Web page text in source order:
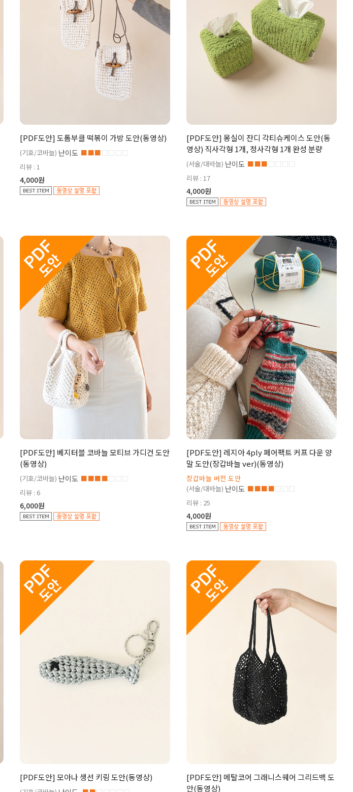
[PDF도안] 도톰부클 떡볶이 가방 도안(동영상)
(기호/코바늘) 난이도 ■■■□□□□
리뷰 : 1
4,000원
[PDF도안] 몽실이 잔디 각티슈케이스 도안(동
영상) 직사각형 1개, 정사각형 1개 완성 분량
(서술/대바늘) 난이도 ■■■□□□□
리뷰 : 17
4,000원
[PDF도안] 베지터블 코바늘 모티브 가디건 도안
(동영상)
(기호/코바늘) 난이도 ■■■■□□□
리뷰 : 6
6,000원
[PDF도안] 레지아 4ply 페어팩트 커프 다운 양
말 도안(장갑바늘 ver)(동영상)
장갑바늘 버전 도안
(서술/대바늘) 난이도 ■■■■□□□
리뷰 : 25
4,000원
[PDF도안] 모아나 생선 키링 도안(동영상)
[PDF도안] 메탈코어 그래니스퀘어 그리드백 도
안(동영상)